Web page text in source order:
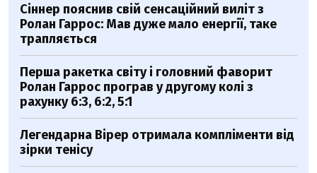
Сіннер пояснив свій сенсаційний виліт з
Ролан Гаррос: Мав дуже мало енергії, таке
трапляється
Перша ракетка світу і головний фаворит
Ролан Гаррос програв у другому колі з
рахунку 6:3, 6:2, 5:1
Легендарна Вірер отримала компліменти від
зірки тенісу